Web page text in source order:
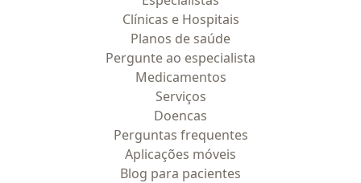
Clínicas e Hospitais
Planos de saúde
Pergunte ao especialista
Medicamentos
Serviços
Doencas
Perguntas frequentes
Aplicações móveis
Blog para pacientes